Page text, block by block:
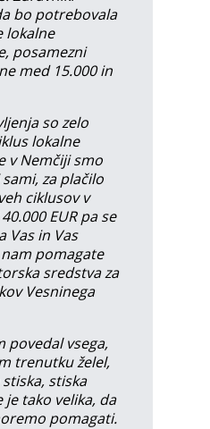
bo potrebovala
lokalne
posamezni
med 15.000 in
so zelo
lokalne
v Nemčiji smo
za plačilo
ciklusov v
EUR pa se
Vas in Vas
pomagate
sredstva za
Vesninega
povedal vsega,
trenutku želel,
stiska
je tako velika, da
pomagati.